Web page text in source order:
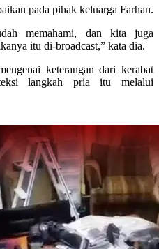
pada pihak keluarga Farhan.
memahami, dan kita juga
itu di-broadcast,” kata dia.
keterangan dari kerabat
langkah pria itu melalui